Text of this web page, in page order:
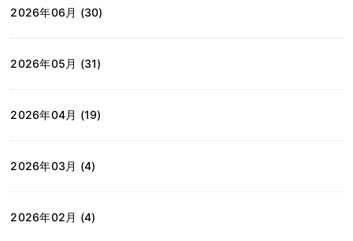
2026年06月 (30)
2026年05月 (31)
2026年04月 (19)
2026年03月 (4)
2026年02月 (4)